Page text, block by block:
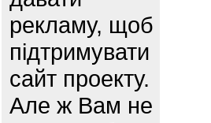
рекламу, щоб
підтримувати
сайт проекту.
Але ж Вам не